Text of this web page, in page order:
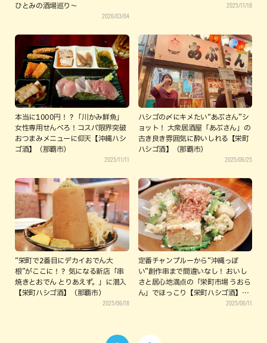
ひとみの酒場巡り〜
2026/03/04
2025/11/18
本当に1000円！？「川かみ鮮魚」
女性専用せんべろ！コスパ限界突破
おつまみメニューに仰天【沖縄ハシ
ゴ酒】（那覇市）
2025/11/11
ハシゴの〆にキメたい“あぶさん”シ
ョット！ 大衆居酒屋「あぶさん」の
古き良き雰囲気に酔いしれる【栄町
ハシゴ酒】（那覇市）
2025/06/25
“栄町で2番目にデカイおでん大
根”がここに！？ 気になる新店「串
焼きとおでん とりあえず。」に潜入
【栄町ハシゴ酒】（那覇市）
2025/06/18
定番チャンプルーから“沖縄っぽ
い”創作串まで間違いなし！ おいし
さと居心地満点の「栄町市場 うおら
ん」でほっこり【栄町ハシゴ酒】
2025/06/11